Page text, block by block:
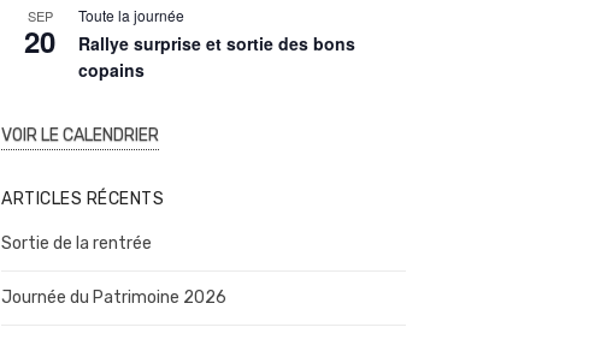
n
a
a
SEP
20
Toute la journée
Rallye surprise et sortie des bons
copains
VOIR LE CALENDRIER
ARTICLES RÉCENTS
Sortie de la rentrée
Journée du Patrimoine 2026